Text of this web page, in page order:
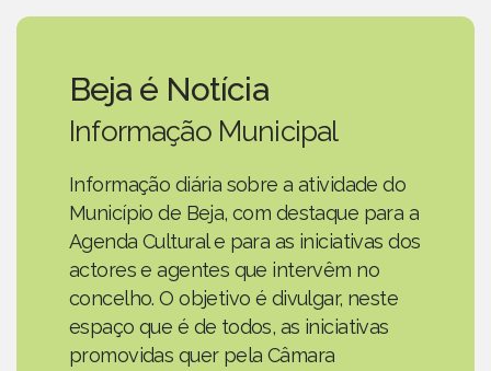
Beja é Notícia
Informação Municipal
Informação diária sobre a atividade do
Município de Beja, com destaque para a
Agenda Cultural e para as iniciativas dos
actores e agentes que intervêm no
concelho. O objetivo é divulgar, neste
espaço que é de todos, as iniciativas
promovidas quer pela Câmara